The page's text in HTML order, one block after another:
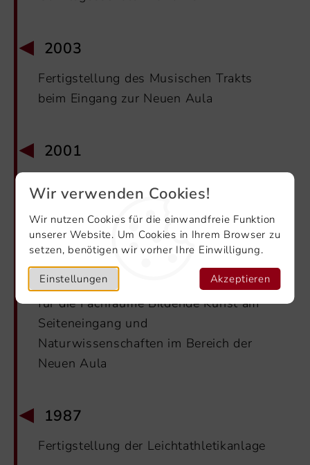
Wir verwenden Cookies!
Wir nutzen Cookies für die einwandfreie Funktion
unserer Website. Um Cookies in Ihrem Browser zu
setzen, benötigen wir vorher Ihre Einwilligung.
Einstellungen Akzeptieren
2003
Fertigstellung des Musischen Trakts
beim Eingang zur Neuen Aula
2001
Dach des APG
2001
Fertigstellung der Erweiterungsbauten
für die Fachräume Bildende Kunst am
Seiteneingang und
Naturwissenschaften im Bereich der
Neuen Aula
1987
Fertigstellung der Leichtathletikanlage